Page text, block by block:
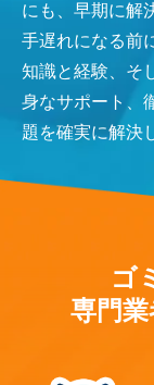
にも、早期に解
手遅れになる前
知識と経験、そ
身なサポート、
題を確実に解決
ゴ
専門